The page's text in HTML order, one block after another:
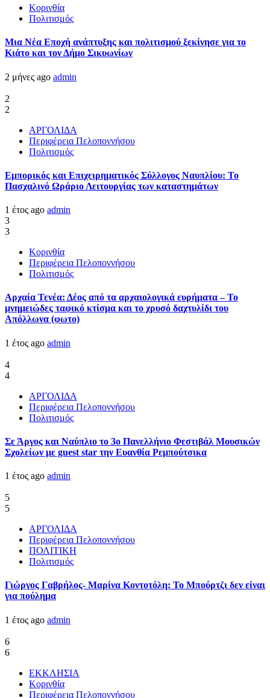
Κορινθία
Πολιτισμός
Μια Νέα Εποχή ανάπτυξης και πολιτισμού ξεκίνησε για το
Κιάτο και τον Δήμο Σικυωνίων
2 μήνες ago admin
2
2
ΑΡΓΟΛΙΔΑ
Περιφέρεια Πελοποννήσου
Πολιτισμός
Εμπορικός και Επιχειρηματικός Σύλλογος Ναυπλίου: Το
Πασχαλινό Ωράριο Λειτουργίας των καταστημάτων
1 έτος ago admin
3
3
Κορινθία
Περιφέρεια Πελοποννήσου
Πολιτισμός
Αρχαία Τενέα: Δέος από τα αρχαιολογικά ευρήματα – Το
μνημειώδες ταφικό κτίσμα και το χρυσό δαχτυλίδι του
Απόλλωνα (φωτο)
1 έτος ago admin
4
4
ΑΡΓΟΛΙΔΑ
Περιφέρεια Πελοποννήσου
Πολιτισμός
Σε Άργος και Ναύπλιο το 3ο Πανελλήνιο Φεστιβάλ Μουσικών
Σχολείων με guest star την Ευανθία Ρεμπούτσικα
1 έτος ago admin
5
5
ΑΡΓΟΛΙΔΑ
Περιφέρεια Πελοποννήσου
ΠΟΛΙΤΙΚΗ
Πολιτισμός
Γιώργος Γαβρήλος- Μαρίνα Κοντοτόλη: Το Μπούρτζι δεν είναι
για πούλημα
1 έτος ago admin
6
6
ΕΚΚΛΗΣΙΑ
Κορινθία
Περιφέρεια Πελοποννήσου